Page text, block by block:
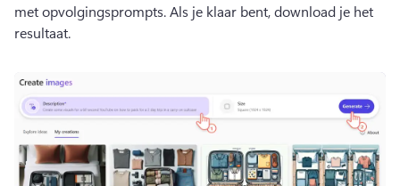
met opvolgingsprompts. Als je klaar bent, download je het
resultaat.